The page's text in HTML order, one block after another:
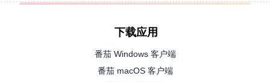
下载应用
番茄 Windows 客户端
番茄 macOS 客户端